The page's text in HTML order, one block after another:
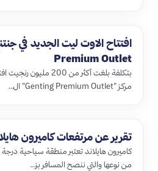
Premium Outlet
مركز "Genting Premium Outlet" ال…
تقرير عن مرتفعات كاميرون
كاميرون هايلاند تعتبر منطقة سياحية
من نوعها والتي ننصح المسافر بز…